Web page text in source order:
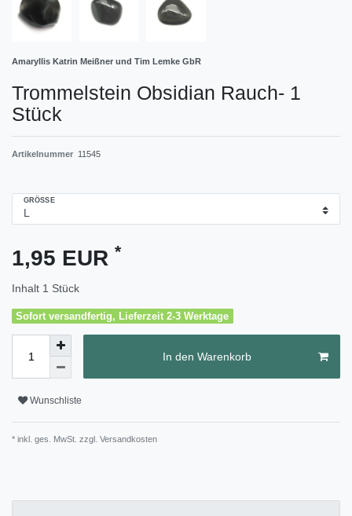
Amaryllis Katrin Meißner und Tim Lemke GbR
Trommelstein Obsidian Rauch- 1
Stück
Artikelnummer 11545
GRÖSSE
1,95 EUR *
Inhalt 1 Stück
Sofort versandfertig, Lieferzeit 2-3 Werktage
In den Warenkorb
Wunschliste
* inkl. ges. MwSt. zzgl. Versandkosten